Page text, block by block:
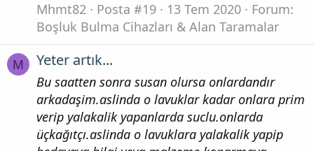
Mhmt82
Posta #19 13 Tem 2020
Forum:
Boşluk Bulma Cihazları & Alan Taramalar
M Yeter artık...
Bu saatten sonra susan olursa onlardandır
arkadaşim.aslinda o lavuklar kadar onlara prim
verip yalakalik yapanlarda suclu.onlarda
üçkağıtçı.aslinda o lavuklara yalakalik yapip